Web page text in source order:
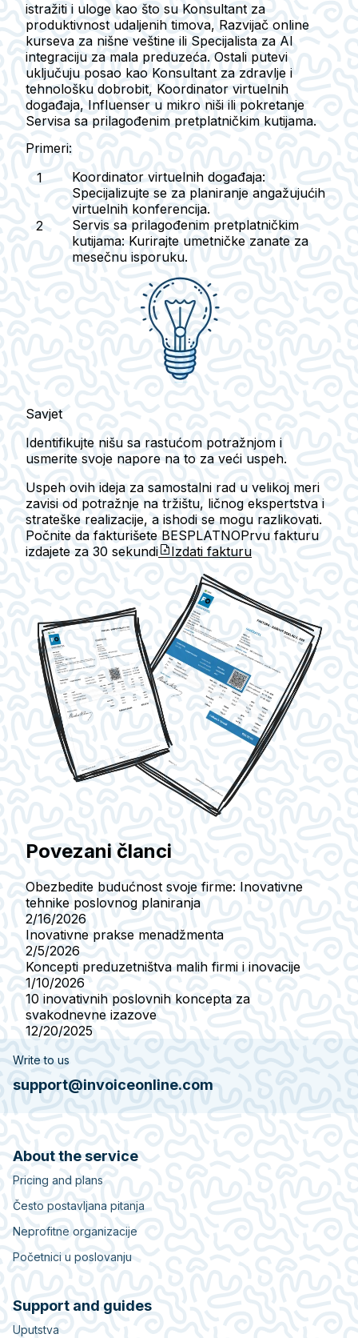
istražiti i uloge kao što su Konsultant za
produktivnost udaljenih timova, Razvijač online
kurseva za nišne veštine ili Specijalista za AI
integraciju za mala preduzeća. Ostali putevi
uključuju posao kao Konsultant za zdravlje i
tehnološku dobrobit, Koordinator virtuelnih
događaja, Influenser u mikro niši ili pokretanje
Servisa sa prilagođenim pretplatničkim kutijama.
Primeri:
Koordinator virtuelnih događaja:
Specijalizujte se za planiranje angažujućih
virtuelnih konferencija.
Servis sa prilagođenim pretplatničkim
kutijama: Kurirajte umetničke zanate za
mesečnu isporuku.
Savjet
Identifikujte nišu sa rastućom potražnjom i
usmerite svoje napore na to za veći uspeh.
Uspeh ovih ideja za samostalni rad u velikoj meri
zavisi od potražnje na tržištu, ličnog ekspertstva i
strateške realizacije, a ishodi se mogu razlikovati.
Počnite da fakturišete BESPLATNOPrvu fakturu
izdajete za 30 sekundi Izdati fakturu
Povezani članci
Obezbedite budućnost svoje firme: Inovativne
tehnike poslovnog planiranja
2/16/2026
Inovativne prakse menadžmenta
2/5/2026
Koncepti preduzetništva malih firmi i inovacije
1/10/2026
10 inovativnih poslovnih koncepta za
svakodnevne izazove
12/20/2025
Write to us
support@invoiceonline.com
About the service
Pricing and plans
Često postavljana pitanja
Neprofitne organizacije
Početnici u poslovanju
Support and guides
Uputstva